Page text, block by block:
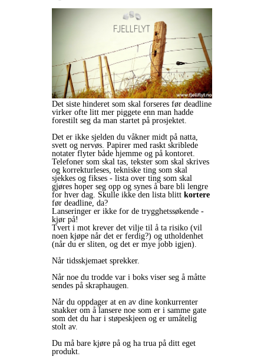
Det siste hinderet som skal forseres før deadline
virker ofte litt mer piggete enn man hadde
forestilt seg da man startet på prosjektet.
Det er ikke sjelden du våkner midt på natta,
svett og nervøs. Papirer med raskt skriblede
notater flyter både hjemme og på kontoret.
Telefoner som skal tas, tekster som skal skrives
og korrekturleses, tekniske ting som skal
sjekkes og fikses - lista over ting som skal
gjøres hoper seg opp og synes å bare bli lengre
for hver dag. Skulle ikke den lista blitt kortere
før deadline, da?
Lanseringer er ikke for de trygghetssøkende -
kjør på!
Tvert i mot krever det vilje til å ta risiko (vil
noen kjøpe når det er ferdig?) og utholdenhet
(når du er sliten, og det er mye jobb igjen).
Når tidsskjemaet sprekker.
Når noe du trodde var i boks viser seg å måtte
sendes på skraphaugen.
Når du oppdager at en av dine konkurrenter
snakker om å lansere noe som er i samme gate
som det du har i støpeskjeen og er umåtelig
stolt av.
Du må bare kjøre på og ha trua på ditt eget
produkt.